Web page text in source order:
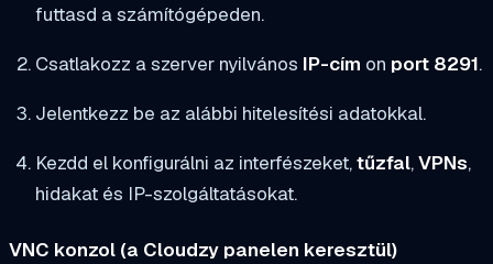
futtasd a számítógépeden.
Csatlakozz a szerver nyilvános IP-cím on port 8291.
Jelentkezz be az alábbi hitelesítési adatokkal.
Kezdd el konfigurálni az interfészeket,tűzfal,VPNs,
hidakat és IP-szolgáltatásokat.
VNC konzol (a Cloudzy panelen keresztül)